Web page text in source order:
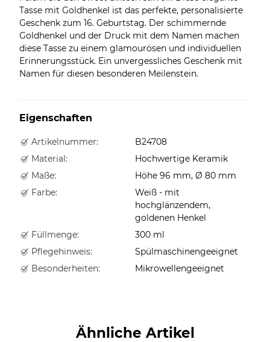
Tasse mit Goldhenkel ist das perfekte, personalisierte
Geschenk zum 16. Geburtstag. Der schimmernde
Goldhenkel und der Druck mit dem Namen machen
diese Tasse zu einem glamourösen und individuellen
Erinnerungsstück. Ein unvergessliches Geschenk mit
Namen für diesen besonderen Meilenstein.
Eigenschaften
Artikelnummer:
B24708
Material:
Hochwertige Keramik
Maße:
Höhe 96 mm, Ø 80 mm
Farbe:
Weiß - mit
hochglänzendem,
goldenen Henkel
Füllmenge:
300 ml
Pflegehinweis:
Spülmaschinengeeignet
Besonderheiten:
Mikrowellengeeignet
Ähnliche Artikel